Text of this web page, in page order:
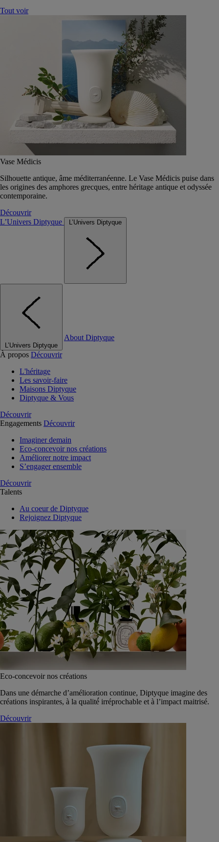
Tout voir
Vase Médicis
Silhouette antique, âme méditerranéenne. Le Vase Médicis puise dans
les origines des amphores grecques, entre héritage antique et odyssée
contemporaine.
Découvrir
L’Univers Diptyque
L’Univers Diptyque
L’Univers Diptyque
About Diptyque
À propos Découvrir
L'héritage
Les savoir-faire
Maisons Diptyque
Diptyque & Vous
Découvrir
Engagements Découvrir
Imaginer demain
Eco-concevoir nos créations
Améliorer notre impact
S’engager ensemble
Découvrir
Talents
Au coeur de Diptyque
Rejoignez Diptyque
Eco-concevoir nos créations
Dans une démarche d’amélioration continue, Diptyque imagine des
créations inspirantes, à la qualité́ irréprochable et à l’impact maitrisé.
Découvrir